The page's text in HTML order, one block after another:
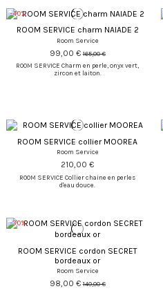
-40%
ROOM SERVICE charm NAIADE 2
Room Service
99,00 €165,00 €
ROOM SERVICE Charm en perle, onyx vert,
zircon et laiton.
ROOM SERVICE collier MOOREA
Room Service
210,00 €
ROOM SERVICE Collier chaine en perles
d'eau douce.
-30%
ROOM SERVICE cordon SECRET
bordeaux or
Room Service
98,00 €140,00 €